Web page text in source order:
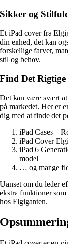
Sikker og
Et iPad cover fra
din enhed, det kan
forskellige farver,
stil og behov.
Find Det
Det kan være svært at
på markedet. Her er
dig med at finde det
iPad Cases –
iPad Cover
iPad 6
model
… og mange
Uanset om du leder
ekstra funktioner
hos Elgiganten.